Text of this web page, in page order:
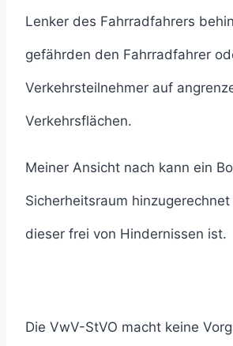
Lenker des Fahrradfahrers
gefährden den Fahrradfahrer
Verkehrsteilnehmer auf
Verkehrsflächen.
Meiner Ansicht nach kann ein
Sicherheitsraum
dieser frei von Hindernissen ist.
Die VwV-StVO macht keine